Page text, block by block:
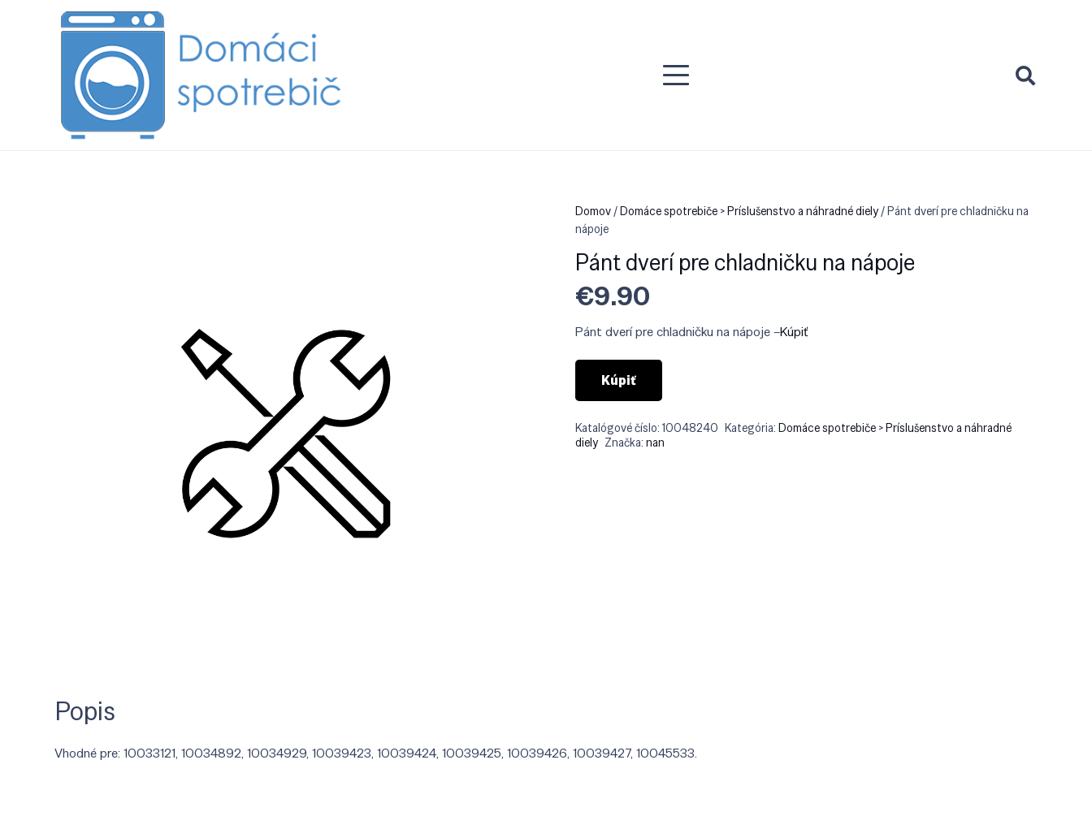
Domov/Domáce spotrebiče > Príslušenstvo a náhradné diely/ Pánt dverí pre chladničku na
nápoje
Pánt dverí pre chladničku na nápoje
€9.90
Pánt dverí pre chladničku na nápoje –Kúpiť
Kúpiť
Katalógové číslo:10048240 Kategória:Domáce spotrebiče > Príslušenstvo a náhradné
diely Značka:nan
Popis
Vhodné pre: 10033121, 10034892, 10034929, 10039423, 10039424, 10039425, 10039426, 10039427, 10045533.